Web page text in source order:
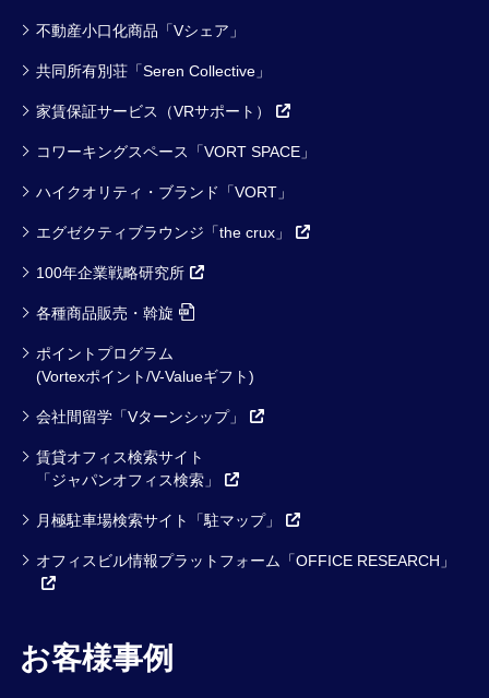
不動産小口化商品「Vシェア」
共同所有別荘「Seren Collective」
家賃保証サービス（VRサポート）
コワーキングスペース「VORT SPACE」
ハイクオリティ・ブランド「VORT」
エグゼクティブラウンジ「the crux」
100年企業戦略研究所
各種商品販売・斡旋
ポイントプログラム
(Vortexポイント/V-Valueギフト)
会社間留学「Vターンシップ」
賃貸オフィス検索サイト
「ジャパンオフィス検索」
月極駐車場検索サイト「駐マップ」
オフィスビル情報プラットフォーム「OFFICE RESEARCH」
お客様事例